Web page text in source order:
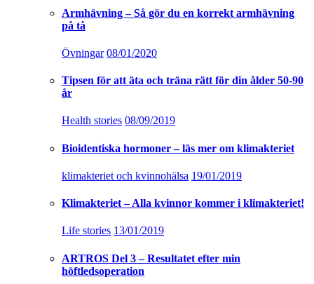
Armhävning – Så gör du en korrekt armhävning
på tå
Övningar 08/01/2020
Tipsen för att äta och träna rätt för din ålder 50-90
år
Health stories 08/09/2019
Bioidentiska hormoner – läs mer om klimakteriet
klimakteriet och kvinnohälsa 19/01/2019
Klimakteriet – Alla kvinnor kommer i klimakteriet!
Life stories 13/01/2019
ARTROS Del 3 – Resultatet efter min
höftledsoperation